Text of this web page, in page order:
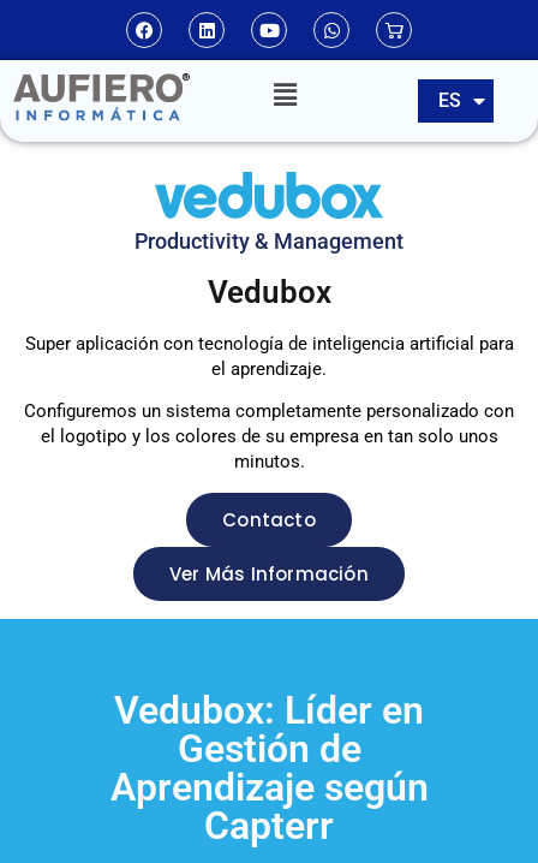
ES
EN
PT
Productivity & Management
Vedubox
Super aplicación con tecnología de inteligencia artificial para
el aprendizaje.
Configuremos un sistema completamente personalizado con
el logotipo y los colores de su empresa en tan solo unos
minutos.
Contacto
Ver Más Información
Vedubox: Líder en
Gestión de
Aprendizaje según
Capterr